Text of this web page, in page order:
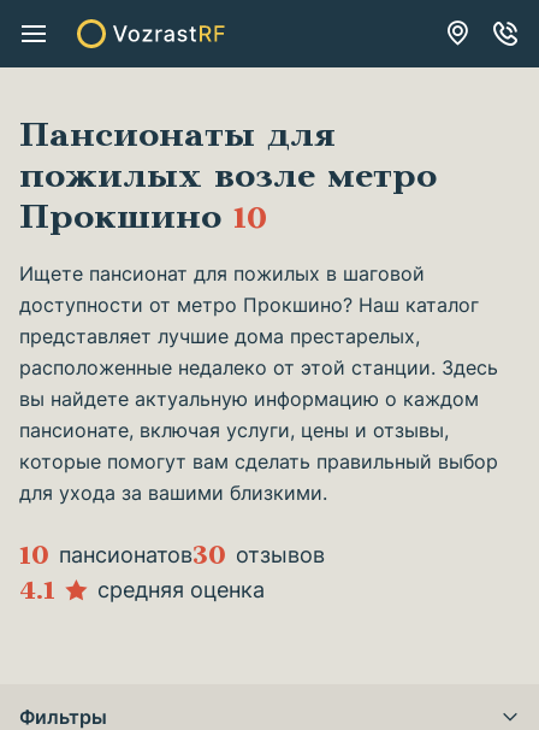
Пансионаты для
пожилых возле метро
Прокшино 10
Ищете пансионат для пожилых в шаговой
доступности от метро Прокшино? Наш каталог
представляет лучшие дома престарелых,
расположенные недалеко от этой станции. Здесь
вы найдете актуальную информацию о каждом
пансионате, включая услуги, цены и отзывы,
которые помогут вам сделать правильный выбор
для ухода за вашими близкими.
10 пансионатов30 отзывов
4.1 средняя оценка
Фильтры